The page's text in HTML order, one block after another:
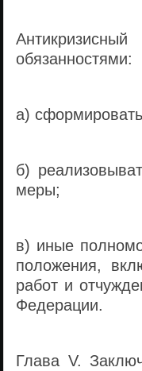
обязанностями:
а)
б)
меры;
в) иные
положения,
работ и
Федерации.
Глава V.